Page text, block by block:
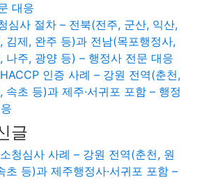
대응
심사 절차 – 전북(전주, 군산, 익산,
김제, 완주 등)과 전남(목포행정사,
나주, 광양 등) – 행정사 전문 대응
인증 사례 – 강원 전역(춘천,
속초 등)과 제주·서귀포 포함 – 행정
글
청심사 사례 – 강원 전역(춘천, 원
초 등)과 제주행정사·서귀포 포함 –